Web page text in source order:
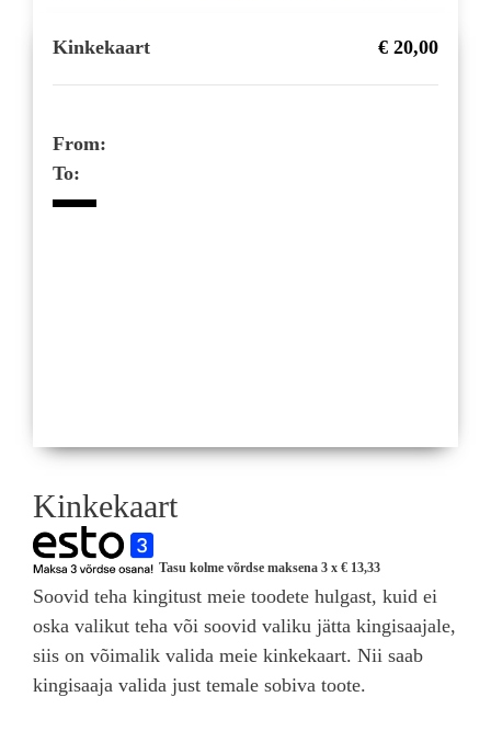
Kinkekaart € 20,00
From:
To:
Kinkekaart
Tasu kolme võrdse maksena 3 x € 13,33
Soovid teha kingitust meie toodete hulgast, kuid ei
oska valikut teha või soovid valiku jätta kingisaajale,
siis on võimalik valida meie kinkekaart. Nii saab
kingisaaja valida just temale sobiva toote.